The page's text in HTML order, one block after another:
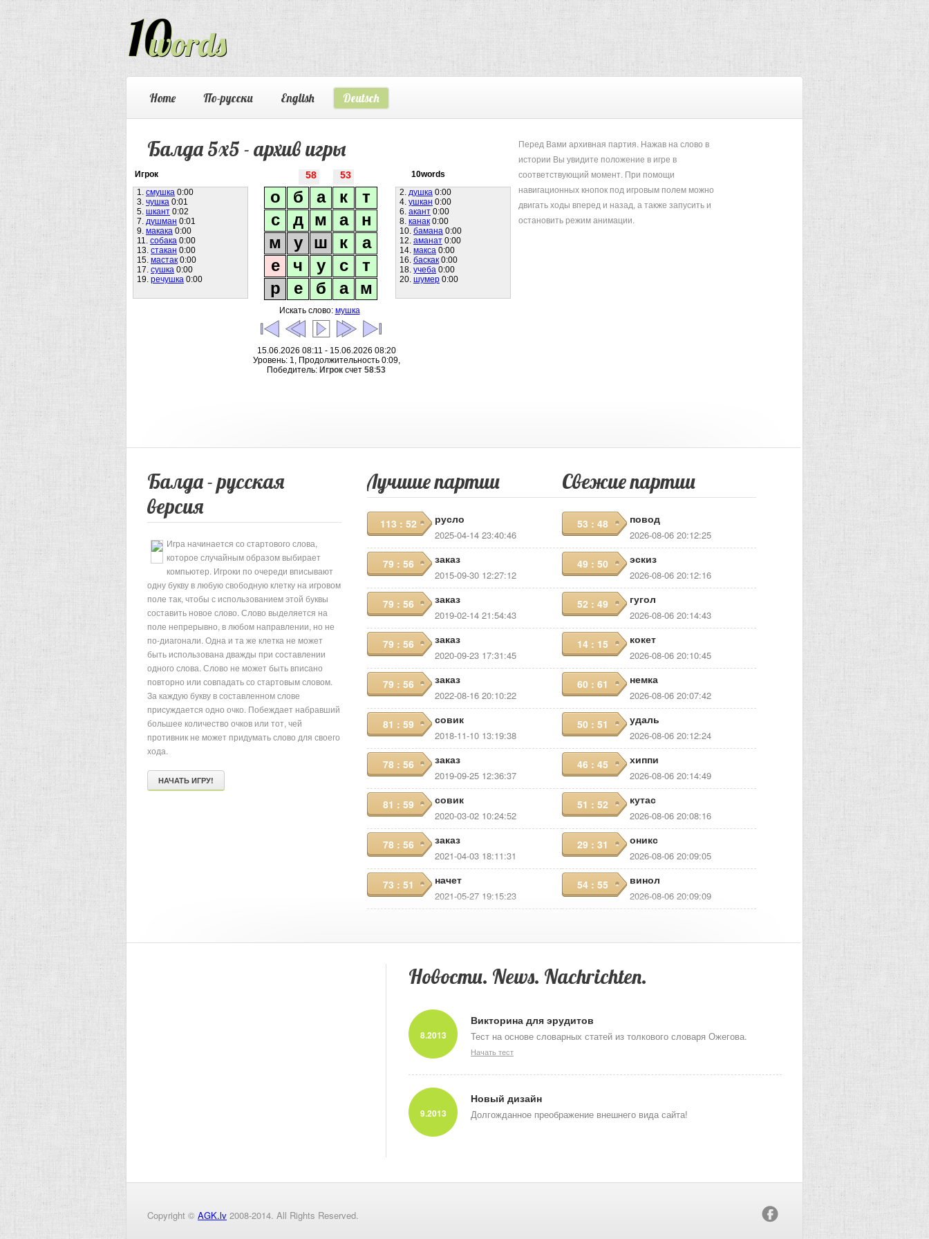
Home По-русски English Deutsch
Балда 5х5 - архив игры
Игрок 58
1. смушка 0:00
3. чушка 0:01
5. шкант 0:02
7. душман 0:01
9. макака 0:00
11. собака 0:00
13. стакан 0:00
15. мастак 0:00
17. сушка 0:00
19. речушка 0:00
10words
53
2. душка 0:00
4. ушкан 0:00
6. акант 0:00
8. канак 0:00
10. бамана 0:00
12. аманат 0:00
14. макса 0:00
16. баскак 0:00
18. учеба 0:00
20. шумер 0:00
о б а к
т
с
д м а
н
м
у ш к
а
е
ч у с
т
р
е б а м
Искать слово: мушка
15.06.2026 08:11 - 15.06.2026 08:20
Уровень: 1, Продолжительность 0:09,
Победитель: Игрок счет 58:53
Перед Вами архивная партия. Нажав на слово в
истории Вы увидите положение в игре в
соответствующий момент. При помощи
навигационных кнопок под игровым полем можно
двигать ходы вперед и назад, а также запусить и
остановить режим анимации.
Балда - русская
версия
Игра начинается со стартового слова,
которое случайным образом выбирает
компьютер. Игроки по очереди вписывают
одну букву в любую свободную клетку на игровом
поле так, чтобы с использованием этой буквы
составить новое слово. Слово выделяется на
поле непрерывно, в любом направлении, но не
по-диагонали. Одна и та же клетка не может
быть использована дважды при составлении
одного слова. Слово не может быть вписано
повторно или совпадать со стартовым словом.
За каждую букву в составленном слове
присуждается одно очко. Побеждает набравший
большее количество очков или тот, чей
противник не может придумать слово для своего
хода.
НАЧАТЬ ИГРУ!
Свежие партии
53 : 48 повод
2026-08-06 20:12:25
49 : 50 эскиз
2026-08-06 20:12:16
52 : 49 гугол
2026-08-06 20:14:43
14 : 15 кокет
2026-08-06 20:10:45
60 : 61 немка
2026-08-06 20:07:42
50 : 51 удаль
2026-08-06 20:12:24
46 : 45 хиппи
2026-08-06 20:14:49
51 : 52 кутас
2026-08-06 20:08:16
29 : 31 оникс
2026-08-06 20:09:05
54 : 55 винол
2026-08-06 20:09:09
Лучшие партии
113 : 52 русло
2025-04-14 23:40:46
79 : 56 заказ
2015-09-30 12:27:12
79 : 56 заказ
2019-02-14 21:54:43
79 : 56 заказ
2020-09-23 17:31:45
79 : 56 заказ
2022-08-16 20:10:22
81 : 59 совик
2018-11-10 13:19:38
78 : 56 заказ
2019-09-25 12:36:37
81 : 59 совик
2020-03-02 10:24:52
78 : 56 заказ
2021-04-03 18:11:31
73 : 51 начет
2021-05-27 19:15:23
Новости. News. Nachrichten.
8.2013
Викторина для эрудитов
Тест на основе словарных статей из толкового словаря Ожегова.
Начать тест
9.2013
Новый дизайн
Долгожданное преображение внешнего вида сайта!
Copyright © AGK.lv 2008-2014. All Rights Reserved.